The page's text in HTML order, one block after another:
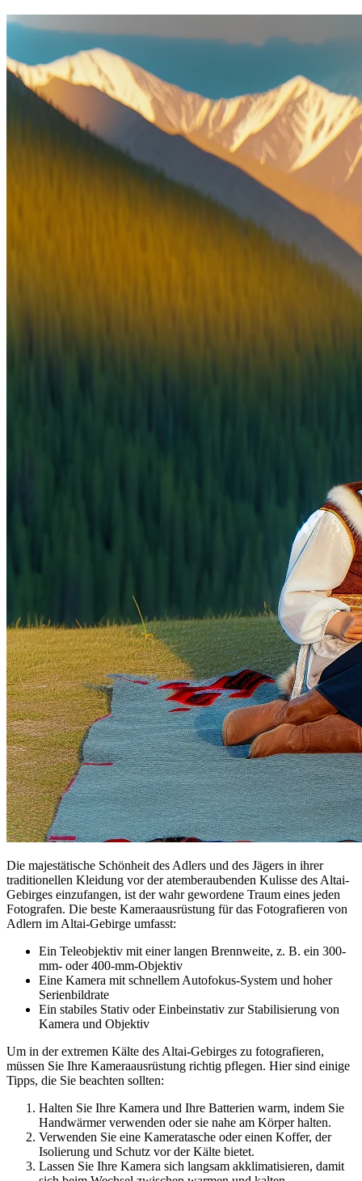
Die majestätische Schönheit des Adlers und des Jägers in ihrer
traditionellen Kleidung vor der atemberaubenden Kulisse des Altai-
Gebirges einzufangen, ist der wahr gewordene Traum eines jeden
Fotografen. Die beste Kameraausrüstung für das Fotografieren von
Adlern im Altai-Gebirge umfasst:
Ein Teleobjektiv mit einer langen Brennweite, z. B. ein 300-
mm- oder 400-mm-Objektiv
Eine Kamera mit schnellem Autofokus-System und hoher
Serienbildrate
Ein stabiles Stativ oder Einbeinstativ zur Stabilisierung von
Kamera und Objektiv
Um in der extremen Kälte des Altai-Gebirges zu fotografieren,
müssen Sie Ihre Kameraausrüstung richtig pflegen. Hier sind einige
Tipps, die Sie beachten sollten:
Halten Sie Ihre Kamera und Ihre Batterien warm, indem Sie
Handwärmer verwenden oder sie nahe am Körper halten.
Verwenden Sie eine Kameratasche oder einen Koffer, der
Isolierung und Schutz vor der Kälte bietet.
Lassen Sie Ihre Kamera sich langsam akklimatisieren, damit